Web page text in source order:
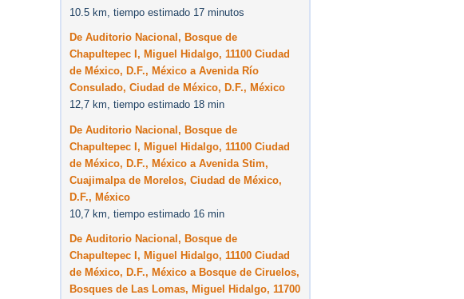
10.5 km, tiempo estimado 17 minutos
De Auditorio Nacional, Bosque de
Chapultepec I, Miguel Hidalgo, 11100 Ciudad
de México, D.F., México a Avenida Río
Consulado, Ciudad de México, D.F., México
12,7 km, tiempo estimado 18 min
De Auditorio Nacional, Bosque de
Chapultepec I, Miguel Hidalgo, 11100 Ciudad
de México, D.F., México a Avenida Stim,
Cuajimalpa de Morelos, Ciudad de México,
D.F., México
10,7 km, tiempo estimado 16 min
De Auditorio Nacional, Bosque de
Chapultepec I, Miguel Hidalgo, 11100 Ciudad
de México, D.F., México a Bosque de Ciruelos,
Bosques de Las Lomas, Miguel Hidalgo, 11700